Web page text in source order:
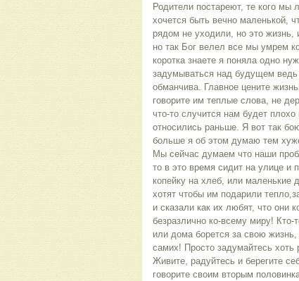
Родители постареют, те кого
хочется быть вечно маленькой,
рядом не уходили, но это жизнь,
но так Бог велел все мы умрем
коротка знаете я поняла одно
задумываться над будущем ведь
обманчива. Главное цените
говорите им теплые слова, не
что-то случится нам будет
относились раньше. Я вот так
больше я об этом думаю тем
Мы сейчас думаем что наши
то в это время сидит на улице и
копейку на хлеб, или маленькие
хотят чтобы им подарили
и сказали как их любят, что они
безразлично ко-всему миру!
или дома борется за свою
самих! Просто задумайтесь
Живите, радуйтесь и берегите
говорите своим вторым